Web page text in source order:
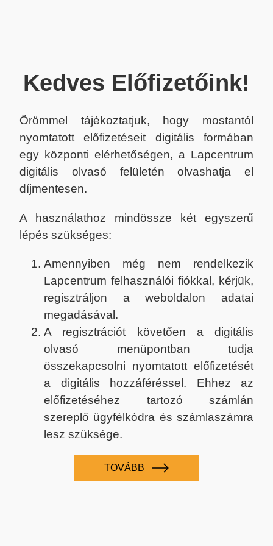
Kedves Előfizetőink!
Örömmel tájékoztatjuk, hogy mostantól
nyomtatott előfizetéseit digitális formában
egy központi elérhetőségen, a Lapcentrum
digitális olvasó felületén olvashatja el
díjmentesen.
A használathoz mindössze két egyszerű
lépés szükséges:
Amennyiben még nem rendelkezik
Lapcentrum felhasználói fiókkal, kérjük,
regisztráljon a weboldalon adatai
megadásával.
A regisztrációt követően a digitális
olvasó menüpontban tudja
összekapcsolni nyomtatott előfizetését
a digitális hozzáféréssel. Ehhez az
előfizetéséhez tartozó számlán
szereplő ügyfélkódra és számlaszámra
lesz szüksége.
TOVÁBB